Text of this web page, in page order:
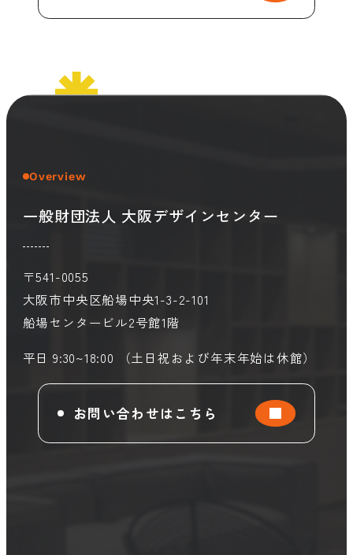
Overview
一般財団法人 大阪デザインセンター
〒541-0055
大阪市中央区船場中央1-3-2-101
船場センタービル2号館1階
平日 9:30~18:00 （土日祝および年末年始は休館）
お問い合わせはこちら